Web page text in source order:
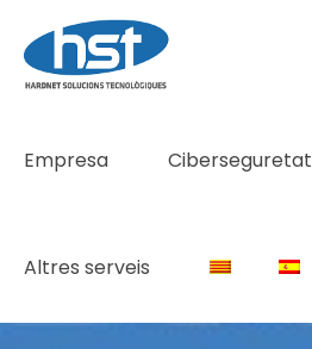
Empresa Ciberseguretat
Altres serveis